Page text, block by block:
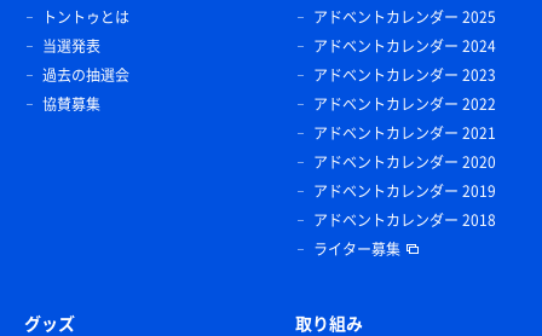
トントゥとは
当選発表
過去の抽選会
協賛募集
アドベントカレンダー 2025
アドベントカレンダー 2024
アドベントカレンダー 2023
アドベントカレンダー 2022
アドベントカレンダー 2021
アドベントカレンダー 2020
アドベントカレンダー 2019
アドベントカレンダー 2018
ライター募集
グッズ 取り組み